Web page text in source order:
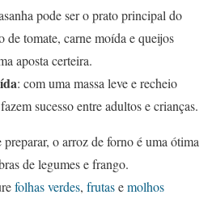
pode ser o prato principal do
tomate, carne moída e queijos
aposta certeira.
: com uma massa leve e recheio
sucesso entre adultos e crianças.
preparar, o arroz de forno é uma ótima
de legumes e frango.
folhas verdes, frutasemolhos